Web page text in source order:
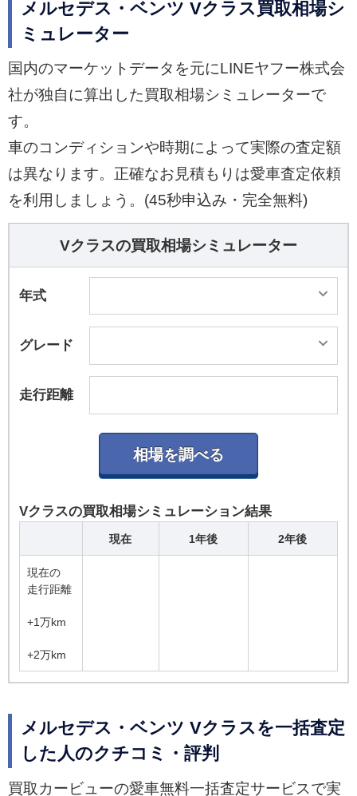
メルセデス・ベンツ Vクラス買取相場シ
ミュレーター
国内のマーケットデータを元にLINEヤフー株式会
社が独自に算出した買取相場シミュレーターで
す。
車のコンディションや時期によって実際の査定額
は異なります。正確なお見積もりは愛車査定依頼
を利用しましょう。(45秒申込み・完全無料)
Vクラスの買取相場シミュレーター
年式
グレード
走行距離
Vクラスの買取相場シミュレーション結果
現在 1年後 2年後
現在の
走行距離
+1万km
+2万km
メルセデス・ベンツ Vクラスを一括査定
した人のクチコミ・評判
買取カービューの愛車無料一括査定サービスで実